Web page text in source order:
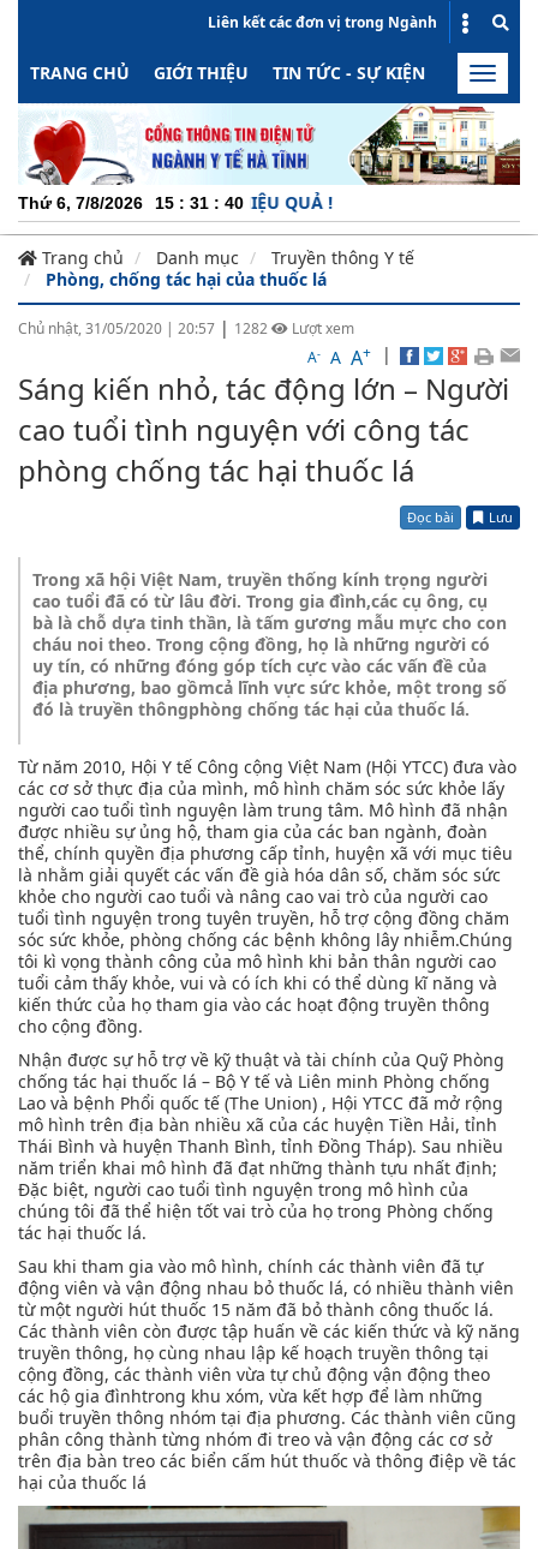
Liên kết các đơn vị trong Ngành
TRANG CHỦ GIỚI THIỆU TIN TỨC - SỰ KIỆN HOẠT
Toggle
Thứ 6, 7/8/2026 15 : 31 : 40
- MINH BẠCH - HIỆU QUẢ !
Trang chủ Danh mục
Truyền thông Y tế
Phòng, chống tác hại của thuốc lá
Chủ nhật, 31/05/2020 | 20:57 | 1282
Lượt xem
A- A A+ |
Sáng kiến nhỏ, tác động lớn – Người
cao tuổi tình nguyện với công tác
phòng chống tác hại thuốc lá
Đọc bài Lưu
Trong xã hội Việt Nam, truyền thống kính trọng người
cao tuổi đã có từ lâu đời. Trong gia đình,các cụ ông, cụ
bà là chỗ dựa tinh thần, là tấm gương mẫu mực cho con
cháu noi theo. Trong cộng đồng, họ là những người có
uy tín, có những đóng góp tích cực vào các vấn đề của
địa phương, bao gồmcả lĩnh vực sức khỏe, một trong số
đó là truyền thôngphòng chống tác hại của thuốc lá.
Từ năm 2010, Hội Y tế Công cộng Việt Nam (Hội YTCC) đưa vào
các cơ sở thực địa của mình, mô hình chăm sóc sức khỏe lấy
người cao tuổi tình nguyện làm trung tâm. Mô hình đã nhận
được nhiều sự ủng hộ, tham gia của các ban ngành, đoàn
thể, chính quyền địa phương cấp tỉnh, huyện xã với mục tiêu
là nhằm giải quyết các vấn đề già hóa dân số, chăm sóc sức
khỏe cho người cao tuổi và nâng cao vai trò của người cao
tuổi tình nguyện trong tuyên truyền, hỗ trợ cộng đồng chăm
sóc sức khỏe, phòng chống các bệnh không lây nhiễm.Chúng
tôi kì vọng thành công của mô hình khi bản thân người cao
tuổi cảm thấy khỏe, vui và có ích khi có thể dùng kĩ năng và
kiến thức của họ tham gia vào các hoạt động truyền thông
cho cộng đồng.
Nhận được sự hỗ trợ về kỹ thuật và tài chính của Quỹ Phòng
chống tác hại thuốc lá – Bộ Y tế và Liên minh Phòng chống
Lao và bệnh Phổi quốc tế (The Union) , Hội YTCC đã mở rộng
mô hình trên địa bàn nhiều xã của các huyện Tiền Hải, tỉnh
Thái Bình và huyện Thanh Bình, tỉnh Đồng Tháp). Sau nhiều
năm triển khai mô hình đã đạt những thành tựu nhất định;
Đặc biệt, người cao tuổi tình nguyện trong mô hình của
chúng tôi đã thể hiện tốt vai trò của họ trong Phòng chống
tác hại thuốc lá.
Sau khi tham gia vào mô hình, chính các thành viên đã tự
động viên và vận động nhau bỏ thuốc lá, có nhiều thành viên
từ một người hút thuốc 15 năm đã bỏ thành công thuốc lá.
Các thành viên còn được tập huấn về các kiến thức và kỹ năng
truyền thông, họ cùng nhau lập kế hoạch truyền thông tại
cộng đồng, các thành viên vừa tự chủ động vận động theo
các hộ gia đìnhtrong khu xóm, vừa kết hợp để làm những
buổi truyền thông nhóm tại địa phương. Các thành viên cũng
phân công thành từng nhóm đi treo và vận động các cơ sở
trên địa bàn treo các biển cấm hút thuốc và thông điệp về tác
hại của thuốc lá